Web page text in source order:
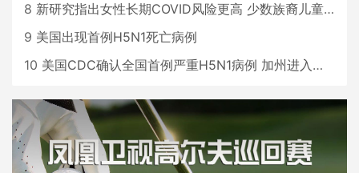
8 新研究指出女性长期COVID风险更高 少数族裔儿童存在差异
9 美国出现首例H5N1死亡病例
10 美国CDC确认全国首例严重H5N1病例 加州进入紧急状态